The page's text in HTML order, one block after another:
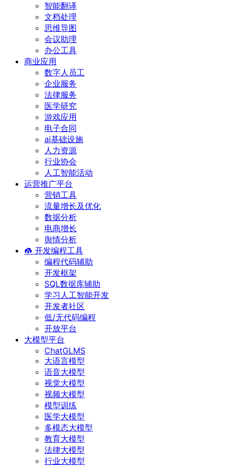
智能翻译
文档处理
思维导图
会议助理
办公工具
商业应用
数字人员工
企业服务
法律服务
医学研究
游戏应用
电子合同
ai基础设施
人力资源
行业协会
人工智能活动
运营推广平台
营销工具
流量增长及优化
数据分析
电商增长
舆情分析
开发编程工具
编程代码辅助
开发框架
SQL数据库辅助
学习人工智能开发
开发者社区
低/无代码编程
开放平台
大模型平台
ChatGLMS
大语言模型
语音大模型
视觉大模型
视频大模型
模型训练
医学大模型
多模态大模型
教育大模型
法律大模型
行业大模型